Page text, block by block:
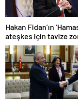
Hakan Fidan’ın
ateşkes için tavize
iddiasına yalanlama